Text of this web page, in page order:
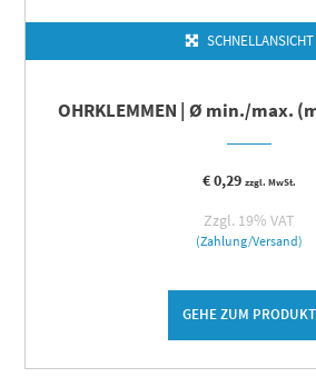
SCHNELLANSICHT
OHRKLEMMEN | Ø min./max.
€0,29 zzgl. MwSt.
Zzgl. 19% VAT
(Zahlung/Versand)
GEHE ZUM PRODUKT